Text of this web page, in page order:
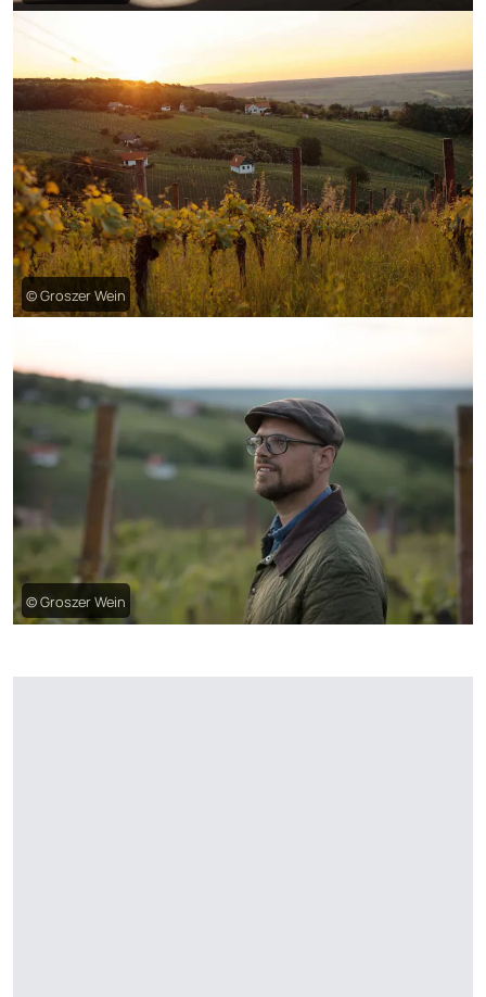
© Groszer Wein
© Groszer Wein